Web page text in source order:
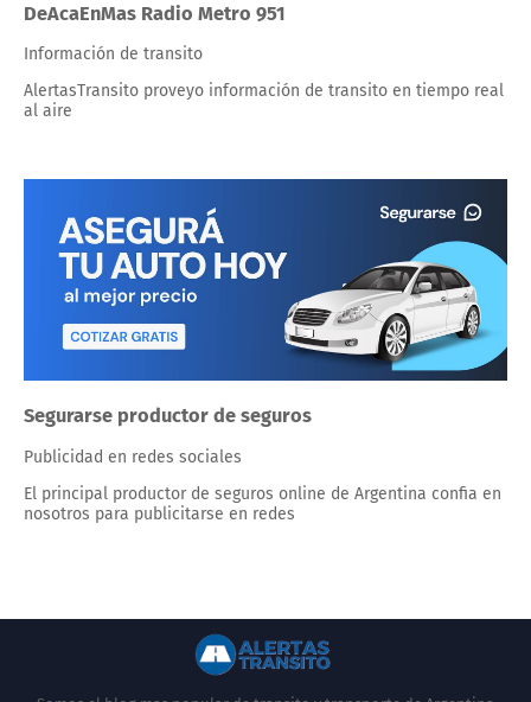
DeAcaEnMas Radio Metro 951
Información de transito
AlertasTransito proveyo información de transito en tiempo real
al aire
Segurarse productor de seguros
Publicidad en redes sociales
El principal productor de seguros online de Argentina confia en
nosotros para publicitarse en redes